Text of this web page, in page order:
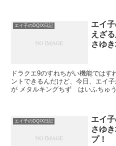
エイ子のDQIX日記
エイ
えざ
さゆ
ドラクエ9のすれちがい機能では
ントできるんだけど、今日、エイ
が メタルキングちず はいふちゅ
エイ子のDQIX日記
エイ
さゆ
プ！